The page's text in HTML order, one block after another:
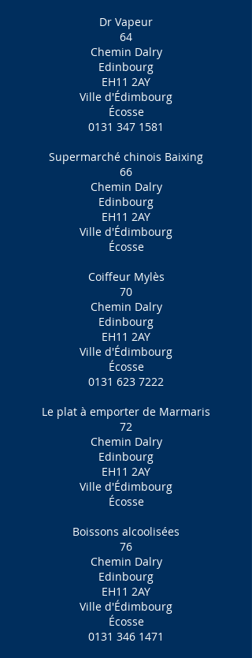
Dr Vapeur
64
Chemin Dalry
Edinbourg
EH11 2AY
Ville d'Édimbourg
Écosse
0131 347 1581
Supermarché chinois Baixing
66
Chemin Dalry
Edinbourg
EH11 2AY
Ville d'Édimbourg
Écosse
Coiffeur Mylès
70
Chemin Dalry
Edinbourg
EH11 2AY
Ville d'Édimbourg
Écosse
0131 623 7222
Le plat à emporter de Marmaris
72
Chemin Dalry
Edinbourg
EH11 2AY
Ville d'Édimbourg
Écosse
Boissons alcoolisées
76
Chemin Dalry
Edinbourg
EH11 2AY
Ville d'Édimbourg
Écosse
0131 346 1471